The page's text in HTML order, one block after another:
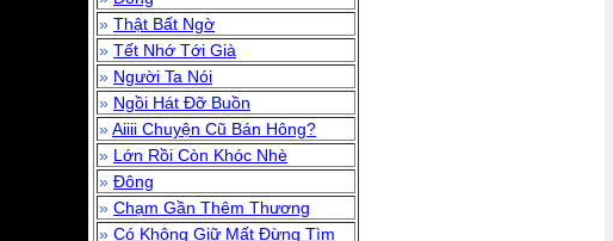
» Thật Bất Ngờ
» Tết Nhớ Tới Già
» Người Ta Nói
» Ngồi Hát Đỡ Buồn
»Aiiii Chuyện Cũ Bán Hông?
» Lớn Rồi Còn Khóc Nhè
» Đông
» Chạm Gần Thêm Thương
» Có Không Giữ Mất Đừng Tìm